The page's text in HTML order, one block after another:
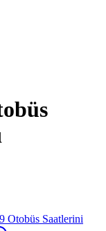
Otobüs Saatlerini